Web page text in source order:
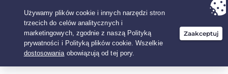
Twój wybór:Najlepsza umowana3.3333333333333-lat w$
/miesiąc